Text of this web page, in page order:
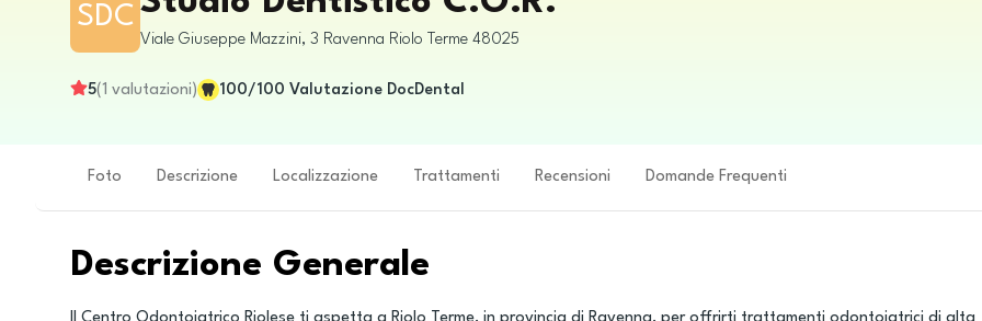
SDC
Viale Giuseppe Mazzini, 3 Ravenna Riolo Terme 48025
5(1 valutazioni) 100/100 Valutazione DocDental
Foto Descrizione Localizzazione Trattamenti Recensioni Domande Frequenti
Descrizione Generale